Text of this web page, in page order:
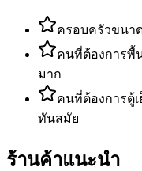
ครอบครัวขนา
คนที่ต้องการพื้
มาก
คนที่ต้องการตู้
ทันสมัย
ร้านค้าแนะนำ